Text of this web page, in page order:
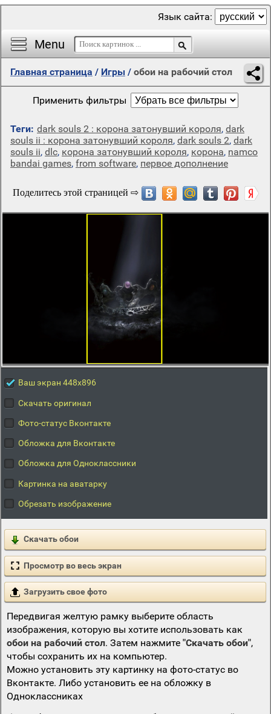
Menu
Язык сайта:
Главная страница / Игры / обои на рабочий стол
Применить фильтры
Теги: dark souls 2 : корона затонувший короля, dark
souls ii : корона затонувший короля, dark souls 2, dark
souls ii, dlc, корона затонувший короля, корона, namco
bandai games, from software, первое дополнение
Ваш экран 448x896
Скачать оригинал
Фото-статус Вконтакте
Обложка для Вконтакте
Обложка для Одноклассники
Картинка на аватарку
Обрезать изображение
Скачать обои
Просмотр во весь экран
Загрузить свое фото
Передвигая желтую рамку выберите область
изображения, которую вы хотите использовать как
обои на рабочий стол. Затем нажмите "Скачать обои",
чтобы сохранить их на компьютер.
Можно установить эту картинку на фото-статус во
Вконтакте. Либо установить ее на обложку в
Одноклассниках